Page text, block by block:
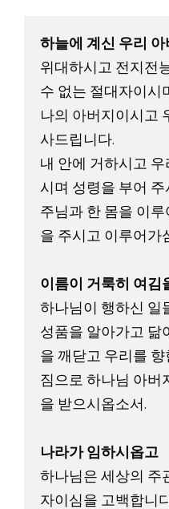
하늘에 계신 우리 아
위대하시고 전지전
수 없는 절대자이시
나의 아버지이시고
사드립니다.
내 안에 거하시고
시며 성령을 부어
주님과 한 몸을 이
을 주시고 이루어가
이름이 거룩히 여김
하나님이 행하신 일
성품을 알아가고 닮
을 깨닫고 우리를
짐으로 하나님 아버
을 받으시옵소서.
나라가 임하시옵고
하나님은 세상의
자이심을 고백합니